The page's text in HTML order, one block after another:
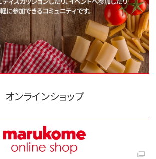
オンラインショップ